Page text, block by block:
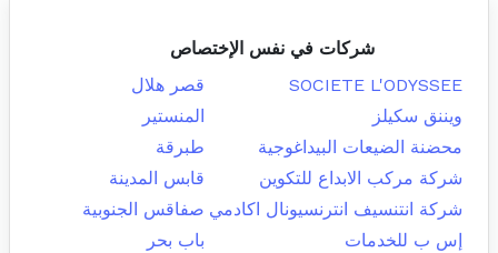
شركات في نفس الإختصاص
SOCIETE L'ODYSSEE
قصر هلال
ويننق سكيلز
المنستير
محضنة الضيعات البيداغوجية
طبرقة
شركة مركب الابداع للتكوين
قابس المدينة
شركة انتنسيف انترنسيونال اكادمي صفاقس الجنوبية
إس ب للخدمات
باب بحر